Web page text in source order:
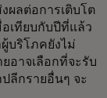
ผลต่อการเติบโต
เทียบกับปีที่แล้ว
บริโภคยังไม่
อาจเลือกที่จะรับ
ลีกรายอื่นๆ จะ